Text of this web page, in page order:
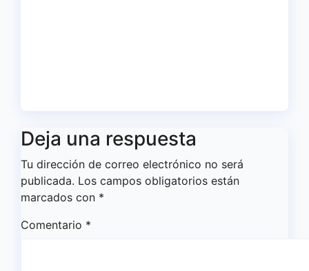
Deja una respuesta
Tu dirección de correo electrónico no será
publicada. Los campos obligatorios están
marcados con *
Comentario *